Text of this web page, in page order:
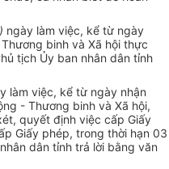
ngày làm việc, kể từ ngày
binh và Xã hội thực
tịch Ủy ban nhân dân tỉnh
làm việc, kể từ ngày nhận
- Thương binh và Xã hội,
quyết định việc cấp Giấy
Giấy phép, trong thời hạn 03
nhân dân tỉnh trả lời bằng văn